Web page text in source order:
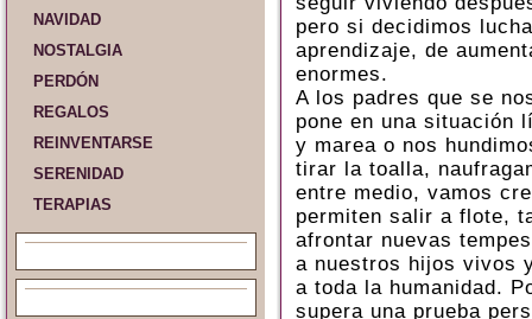
NAVIDAD
NOSTALGIA
PERDÓN
REGALOS
REINVENTARSE
SERENIDAD
TERAPIAS
pero si decidimos
aprendizaje, de
enormes.
A los padres que se
pone en una situación
y marea o nos
tirar la toalla,
entre medio, vamos
permiten salir a flote,
afrontar nuevas
a nuestros hijos vivos
a toda la humanidad.
supera una prueba